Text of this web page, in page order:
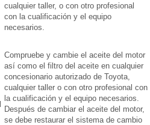
cualquier taller, o con otro profesional
con la cualificación y el equipo
necesarios.
Compruebe y cambie el aceite del motor
así como el filtro del aceite en cualquier
concesionario autorizado de Toyota,
cualquier taller o con otro profesional con
la cualificación y el equipo necesarios.
Después de cambiar el aceite del motor,
se debe restaurar el sistema de cambio